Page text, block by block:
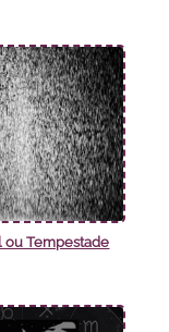
ou Tempestade